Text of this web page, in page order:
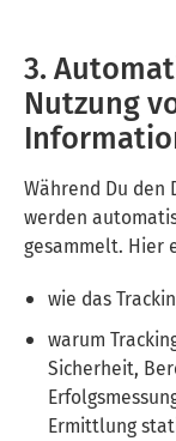
3.
Nutzung
Während Du den
werden
gesammelt. Hier
wie das
warum
Sicherheit,
Ermittlung